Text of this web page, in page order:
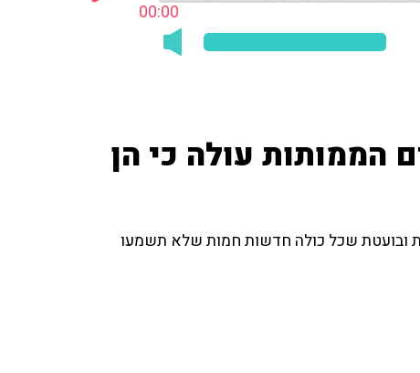
00:00
עולה כי הן
ובועטת שכל כולה חדשות חמות שלא תשמעו